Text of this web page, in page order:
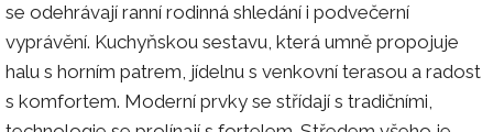
se odehrávají ranní rodinná shledání i podvečerní
vyprávění. Kuchyňskou sestavu, která umně propojuje
halu s horním patrem, jídelnu s venkovní terasou a radost
s komfortem. Moderní prvky se střídají s tradičními,